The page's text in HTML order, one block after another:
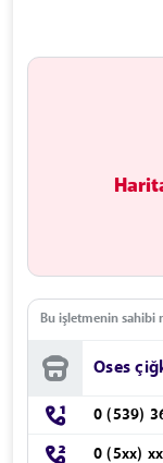
Bu
Oses
0 (539)
0 (5xx)